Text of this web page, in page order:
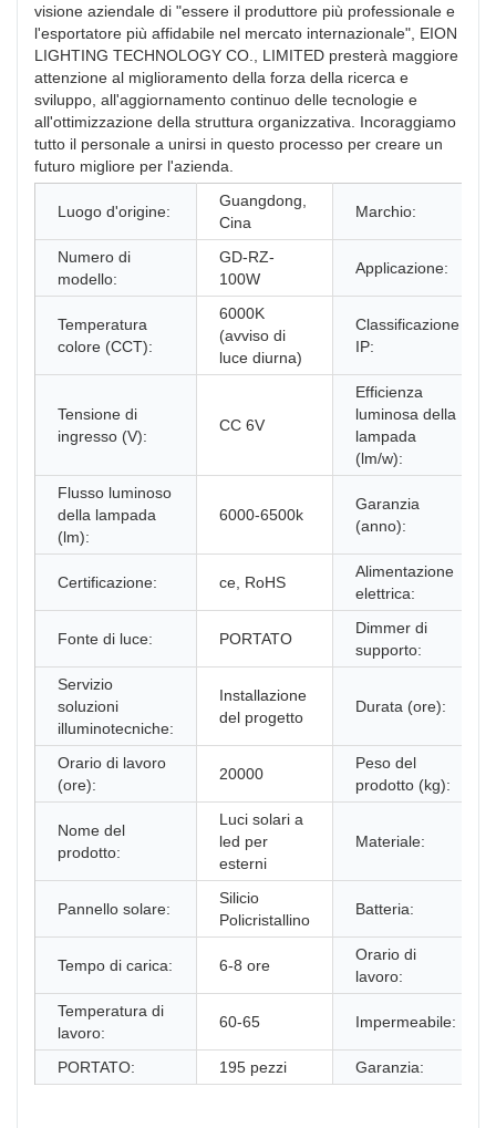
visione aziendale di "essere il produttore più professionale e
l'esportatore più affidabile nel mercato internazionale", EION
LIGHTING TECHNOLOGY CO., LIMITED presterà maggiore
attenzione al miglioramento della forza della ricerca e
sviluppo, all'aggiornamento continuo delle tecnologie e
all'ottimizzazione della struttura organizzativa. Incoraggiamo
tutto il personale a unirsi in questo processo per creare un
futuro migliore per l'azienda.
Luogo d'origine:
Guangdong,
Cina
Marchio:
Numero di
modello:
GD-RZ-
100W
Applicazione:
Temperatura
colore (CCT):
6000K
(avviso di
luce diurna)
Classificazione
IP:
Tensione di
ingresso (V):
CC 6V
Efficienza
luminosa della
lampada
(lm/w):
Flusso luminoso
della lampada
(lm):
6000-6500k
Garanzia
(anno):
Certificazione: ce, RoHS
Alimentazione
elettrica:
Fonte di luce: PORTATO
Dimmer di
supporto:
Servizio
soluzioni
illuminotecniche:
Installazione
del progetto
Durata (ore):
Orario di lavoro
(ore):
20000
Peso del
prodotto (kg):
Nome del
prodotto:
Luci solari a
led per
esterni
Materiale:
Pannello solare:
Silicio
Policristallino
Batteria:
Tempo di carica: 6-8 ore
Orario di
lavoro:
Temperatura di
lavoro:
60-65 Impermeabile:
PORTATO: 195 pezzi Garanzia: